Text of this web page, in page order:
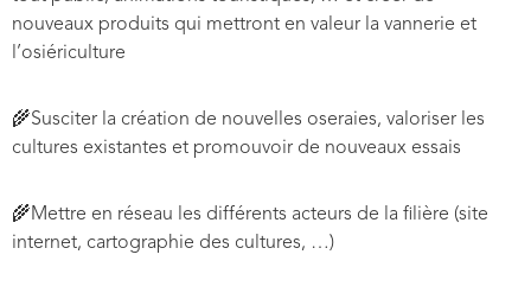
nouveaux produits qui mettront en valeur la vannerie et
l’osiériculture
🌾Susciter la création de nouvelles oseraies, valoriser les
cultures existantes et promouvoir de nouveaux essais
🌾Mettre en réseau les différents acteurs de la filière (site
internet, cartographie des cultures, …)